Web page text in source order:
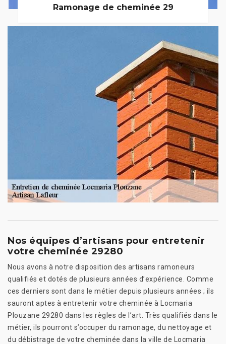
Ramonage de cheminée 29
Nos équipes d’artisans pour entretenir
votre cheminée 29280
Nous avons à notre disposition des artisans ramoneurs
qualifiés et dotés de plusieurs années d’expérience. Comme
ces derniers sont dans le métier depuis plusieurs années ; ils
sauront aptes à entretenir votre cheminée à Locmaria
Plouzane 29280 dans les règles de l’art. Très qualifiés dans le
métier, ils pourront s’occuper du ramonage, du nettoyage et
du débistrage de votre cheminée dans la ville de Locmaria